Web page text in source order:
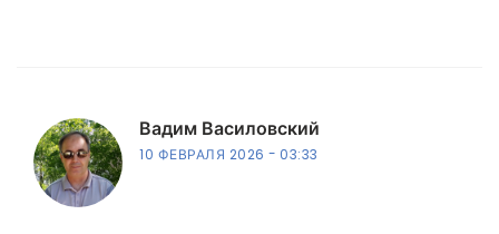
Вадим Василовский
10 ФЕВРАЛЯ 2026 03:33